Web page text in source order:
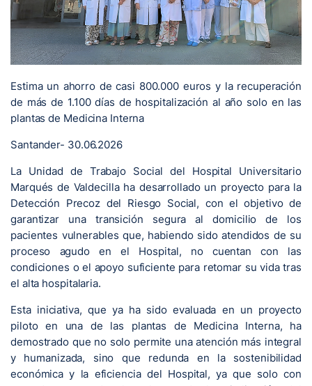
Estima un ahorro de casi 800.000 euros y la recuperación
de más de 1.100 días de hospitalización al año solo en las
plantas de Medicina Interna
Santander- 30.06.2026
La Unidad de Trabajo Social del Hospital Universitario
Marqués de Valdecilla ha desarrollado un proyecto para la
Detección Precoz del Riesgo Social, con el objetivo de
garantizar una transición segura al domicilio de los
pacientes vulnerables que, habiendo sido atendidos de su
proceso agudo en el Hospital, no cuentan con las
condiciones o el apoyo suficiente para retomar su vida tras
el alta hospitalaria.
Esta iniciativa, que ya ha sido evaluada en un proyecto
piloto en una de las plantas de Medicina Interna, ha
demostrado que no solo permite una atención más integral
y humanizada, sino que redunda en la sostenibilidad
económica y la eficiencia del Hospital, ya que solo con